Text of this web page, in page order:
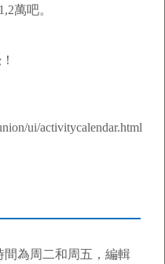
萬吧。
ui/activitycalendar.html
為周二和周五，編輯